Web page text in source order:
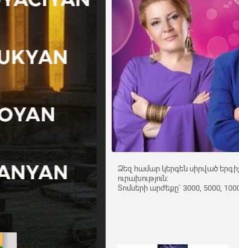
Ձեզ համար կերգեն սիրված
ուրախություն:
Տոմսերի արժեքը` 3000, 5000,